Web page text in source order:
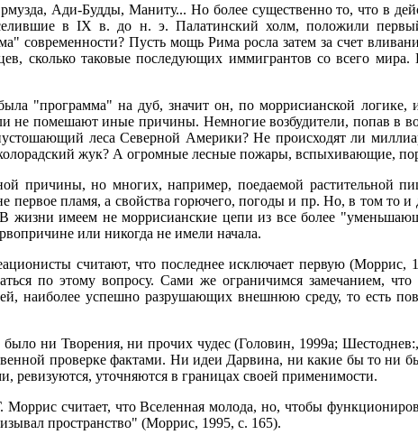
Ади-Будды, Маниту... Но более существенно то, что в
в IX в. до н. э. Палатинский холм, положили
Пусть мощь Рима росла затем за счет
сколько таковые последующих иммигрантов со всего
"программа" на дуб, значит он, по моррисианской
не помешают иные причины. Немногие возбудители, попав в
леса Северной Америки? Не происходят ли
жук? А огромные лесные пожары, вспыхивающие,
причины, но многих, например, поедаемой растительной
первое пламя, а свойства горючего, погоды и пр. Но, в том то
жизни имеем не моррисианские цепи из все более
или никогда не имели начала.
считают, что последнее исключает первую
по этому вопросу. Сами же ограничимся замечанием,
наиболее успешно разрушающих внешнюю среду, то есть
ни Творения, ни прочих чудес (Головин, 1999а;
проверке фактами. Ни идеи Дарвина, ни какие бы то ни
ревизуются, уточняются в границах своей применимости.
Моррис считает, что Вселенная молода, но, чтобы
пространство" (Моррис, 1995, с. 165).